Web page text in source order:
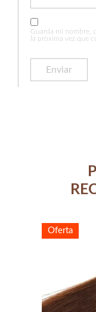
Guarda mi nombre,
la próxima vez que
Oferta